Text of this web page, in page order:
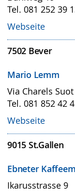
Tel. 081 252 39
Webseite
7502 Bever
Mario Lemm
Via Charels Suot
Tel. 081 852 42
Webseite
9015 St.Gallen
Ebneter
Ikarusstrasse 9